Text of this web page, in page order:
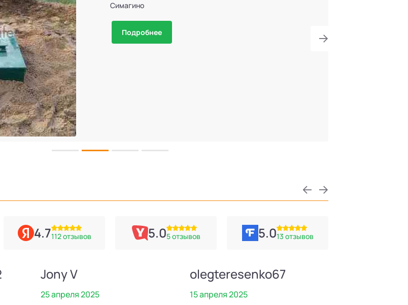
Симагино
Подробнее
4.7112 отзывов 5.05 отзывов 5.013 отзывов
Jony V
25 апреля 2025
olegteresenko67
15 апреля 2025